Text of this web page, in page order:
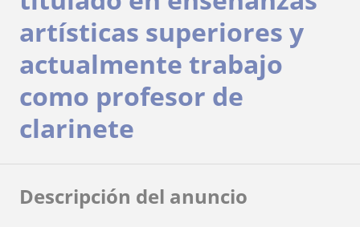
artísticas superiores y
actualmente trabajo
como profesor de
clarinete
Descripción del anuncio